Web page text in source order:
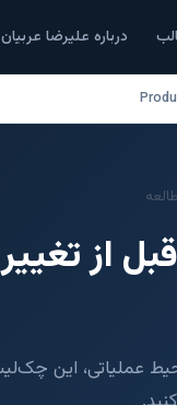
درباره علیرضا عربیان